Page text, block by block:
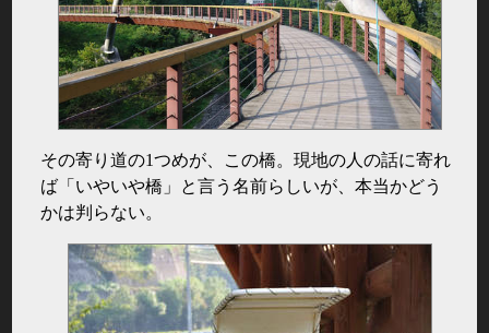
その寄り道の1つめが、この橋。現地の人の話に寄れ
ば「いやいや橋」と言う名前らしいが、本当かどう
かは判らない。